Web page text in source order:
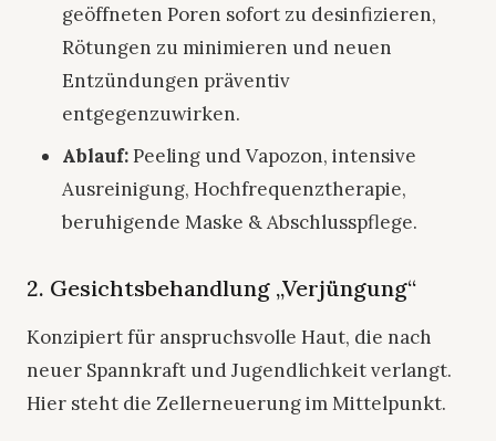
geöffneten Poren sofort zu desinfizieren,
Rötungen zu minimieren und neuen
Entzündungen präventiv
entgegenzuwirken.
Ablauf:Peeling und Vapozon, intensive
Ausreinigung, Hochfrequenztherapie,
beruhigende Maske & Abschlusspflege.
2. Gesichtsbehandlung „Verjüngung“
Konzipiert für anspruchsvolle Haut, die nach
neuer Spannkraft und Jugendlichkeit verlangt.
Hier steht die Zellerneuerung im Mittelpunkt.